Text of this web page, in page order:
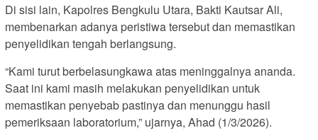
Di sisi lain, Kapolres Bengkulu Utara, Bakti Kautsar Ali,
membenarkan adanya peristiwa tersebut dan memastikan
penyelidikan tengah berlangsung.
“Kami turut berbelasungkawa atas meninggalnya ananda.
Saat ini kami masih melakukan penyelidikan untuk
memastikan penyebab pastinya dan menunggu hasil
pemeriksaan laboratorium,” ujarnya, Ahad (1/3/2026).